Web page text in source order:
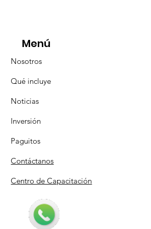
Menú
Nosotros
Qué incluye
Noticias
Inversión
Paguitos
Contáctanos
Centro de Capacitación